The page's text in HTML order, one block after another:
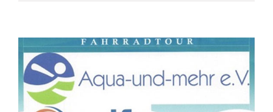
Zeige
grösseres
Bild